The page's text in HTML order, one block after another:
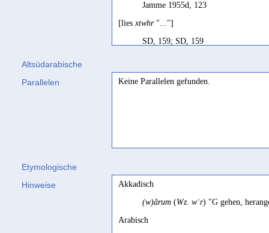
Jamme 1955d, 123
[lies xtwhr"..."]
SD, 159; SD, 159
Ryckmans 1939, 55
Altsüdarabische
Parallelen
Keine Parallelen gefunden.
Etymologische
Hinweise
Akkadisch
(w)ârum (Wz. wʾr) "G gehen,
Arabisch